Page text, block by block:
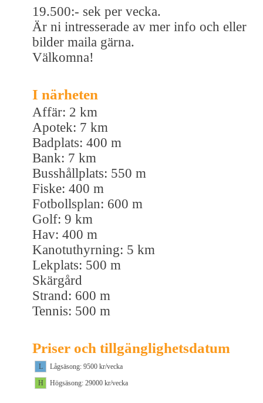
19.500:- sek per vecka.
Är ni intresserade av mer info och eller
bilder maila gärna.
Välkomna!
I närheten
Affär: 2 km
Apotek: 7 km
Badplats: 400 m
Bank: 7 km
Busshållplats: 550 m
Fiske: 400 m
Fotbollsplan: 600 m
Golf: 9 km
Hav: 400 m
Kanotuthyrning: 5 km
Lekplats: 500 m
Skärgård
Strand: 600 m
Tennis: 500 m
Priser och tillgänglighetsdatum
L
Lågsäsong: 9500 kr/vecka
H
Högsäsong: 29000 kr/vecka